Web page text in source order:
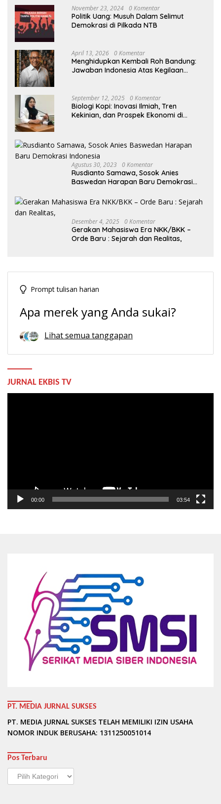
November 23, 2024 0 Komentar
Politik Uang: Musuh Dalam Selimut
Demokrasi di Pilkada NTB
April 13, 2026 0 Komentar
Menghidupkan Kembali Roh Bandung:
Jawaban Indonesia Atas Kegilaan
September 12, 2025 0 Komentar
Biologi Kopi: Inovasi Ilmiah, Tren
Kekinian, dan Prospek Ekonomi di
Agustus 30, 2023 0 Komentar
Rusdianto Samawa, Sosok Anies
Baswedan Harapan Baru Demokrasi
Desember 4, 2025 0 Komentar
Gerakan Mahasiswa Era NKK/BKK –
Orde Baru : Sejarah dan Realitas,
Prompt tulisan harian
Apa merek yang Anda sukai?
Lihat semua tanggapan
JURNAL EKBIS TV
00:00 03:54
PT. MEDIA JURNAL SUKSES
PT. MEDIA JURNAL SUKSES TELAH MEMILIKI IZIN USAHA
NOMOR INDUK BERUSAHA: 1311250051014
Pos Terbaru
Pos
Terbaru